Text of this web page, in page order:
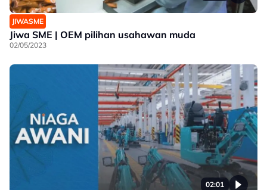
JIWASME
Jiwa SME | OEM pilihan usahawan muda
02/05/2023
02:01